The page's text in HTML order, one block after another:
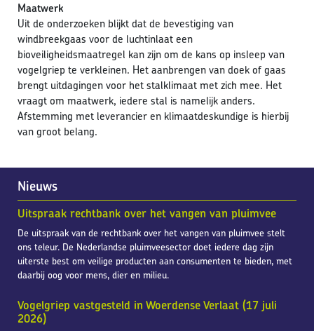
Nieuws
Uitspraak rechtbank over het vangen van pluimvee
De uitspraak van de rechtbank over het vangen van pluimvee stelt
ons teleur. De Nederlandse pluimveesector doet iedere dag zijn
uiterste best om veilige producten aan consumenten te bieden, met
daarbij oog voor mens, dier en milieu.
Vogelgriep vastgesteld in Woerdense Verlaat (17 juli
2026)
Maatwerk
Uit de onderzoeken blijkt dat de bevestiging van
windbreekgaas voor de luchtinlaat een
bioveiligheidsmaatregel kan zijn om de kans op insleep van
vogelgriep te verkleinen. Het aanbrengen van doek of gaas
brengt uitdagingen voor het stalklimaat met zich mee. Het
vraagt om maatwerk, iedere stal is namelijk anders.
Afstemming met leverancier en klimaatdeskundige is hierbij
van groot belang.